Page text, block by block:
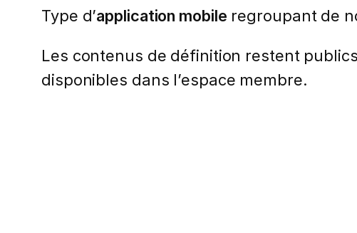
Type d’application mobile regroupant de
Les contenus de définition restent
disponibles dans l’espace membre.